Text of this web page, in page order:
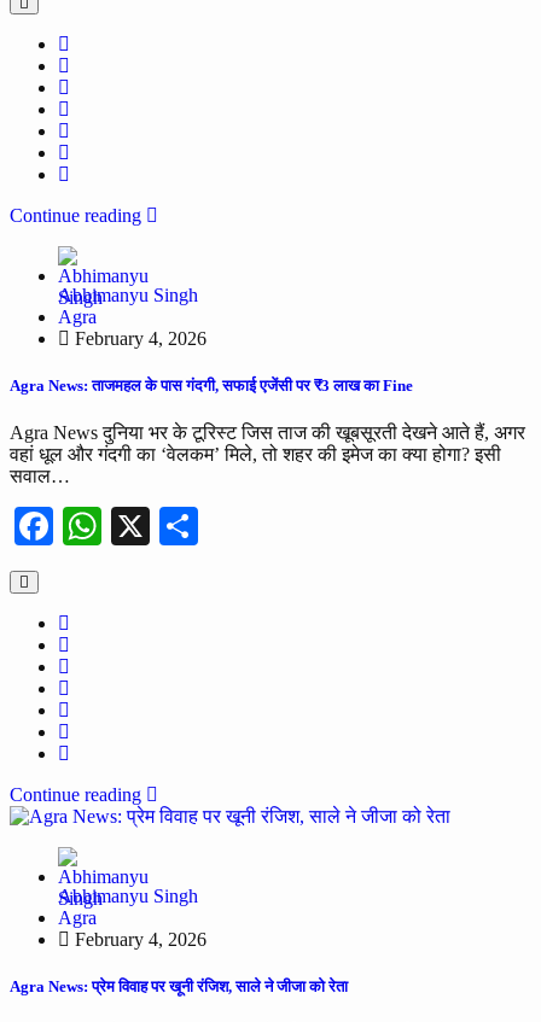
Continue reading
Abhimanyu Singh
Agra
February 4, 2026
Agra News: ताजमहल के पास गंदगी, सफाई एजेंसी पर ₹3 लाख का Fine
Agra News दुनिया भर के टूरिस्ट जिस ताज की खूबसूरती देखने आते हैं, अगर
वहां धूल और गंदगी का ‘वेलकम’ मिले, तो शहर की इमेज का क्या होगा? इसी
सवाल…
Facebook
WhatsApp
X
Continue reading
Abhimanyu Singh
Agra
February 4, 2026
Agra News: प्रेम विवाह पर खूनी रंजिश, साले ने जीजा को रेता